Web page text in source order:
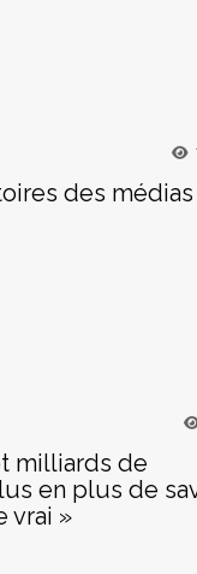
des médias
milliards de
en plus de
vrai »